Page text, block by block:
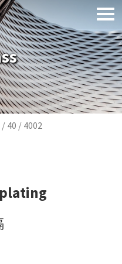
40 4002